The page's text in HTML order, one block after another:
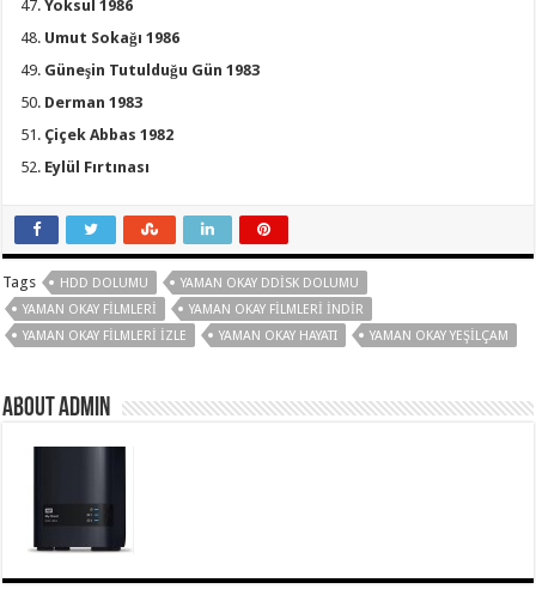
Yoksul 1986
Umut Sokağı 1986
Güneşin Tutulduğu Gün 1983
Derman 1983
Çiçek Abbas 1982
Eylül Fırtınası
Tags HDD DOLUMU
YAMAN OKAY DDISK DOLUMU
YAMAN OKAY FILMLERI
YAMAN OKAY FILMLERI INDIR
YAMAN OKAY FILMLERI IZLE
YAMAN OKAY HAYATI YAMAN OKAY YEŞILÇAM
About Admin